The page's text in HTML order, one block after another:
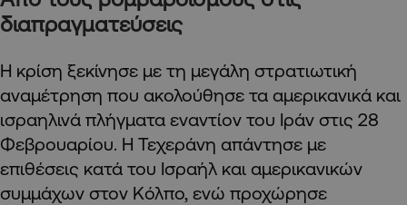
διαπραγματεύσεις
Η κρίση ξεκίνησε με τη μεγάλη στρατιωτική
αναμέτρηση που ακολούθησε τα αμερικανικά και
ισραηλινά πλήγματα εναντίον του Ιράν στις 28
Φεβρουαρίου. Η Τεχεράνη απάντησε με
επιθέσεις κατά του Ισραήλ και αμερικανικών
συμμάχων στον Κόλπο, ενώ προχώρησε